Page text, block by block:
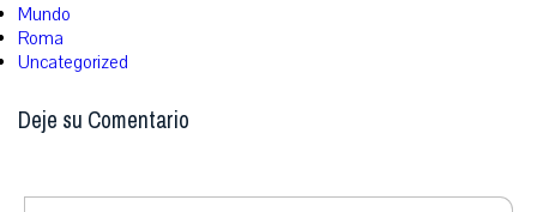
Mundo
Roma
Uncategorized
Deje su Comentario